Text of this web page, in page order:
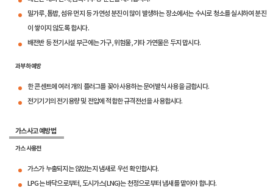
밀가루, 톱밥, 섬유 먼지 등 가연성 분진이 많이 발생하는 장소에서는 수시로 청소를 실시하여 분진
이 쌓이지 않도록 합시다.
배전반 등 전기시설 부근에는 가구, 위험물, 기타 가연물은 두지 맙시다.
과부하 예방
한 콘센트에 여러 개의 플러그를 꽂아 사용하는 문어발식 사용을 금합시다.
전기기기의 전기용량 및 전압에 적합한 규격전선을 사용합시다.
가스사고 예방법
가스 사용전
가스가 누출되지는 않았는지 냄새로 우선 확인합시다.
LPG는 바닥으로부터, 도시가스(LNG)는 천정으로부터 냄새를 맡아야 합니다.